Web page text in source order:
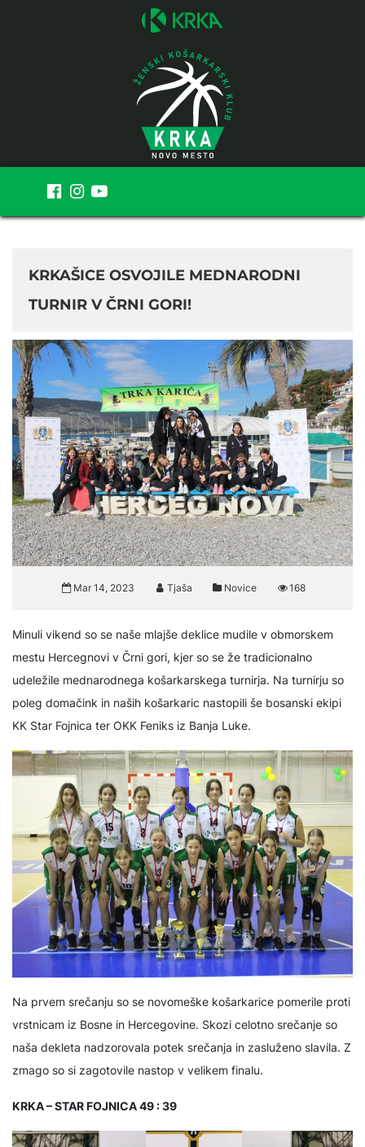
KRKAŠICE OSVOJILE MEDNARODNI
TURNIR V ČRNI GORI!
Mar 14, 2023 Tjaša Novice 168
Minuli vikend so se naše mlajše deklice mudile v obmorskem
mestu Hercegnovi v Črni gori, kjer so se že tradicionalno
udeležile mednarodnega košarkarskega turnirja. Na turnirju so
poleg domačink in naših košarkaric nastopili še bosanski ekipi
KK Star Fojnica ter OKK Feniks iz Banja Luke.
Na prvem srečanju so se novomeške košarkarice pomerile proti
vrstnicam iz Bosne in Hercegovine. Skozi celotno srečanje so
naša dekleta nadzorovala potek srečanja in zasluženo slavila. Z
zmago so si zagotovile nastop v velikem finalu.
KRKA – STAR FOJNICA 49 : 39